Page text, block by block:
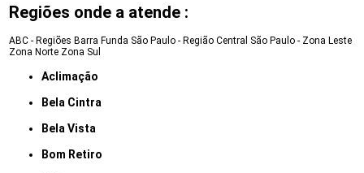
Regiões onde a atende :
ABC - Regiões Barra Funda São Paulo - Região Central São Paulo - Zona Leste
Zona Norte Zona Sul
Aclimação
Bela Cintra
Bela Vista
Bom Retiro